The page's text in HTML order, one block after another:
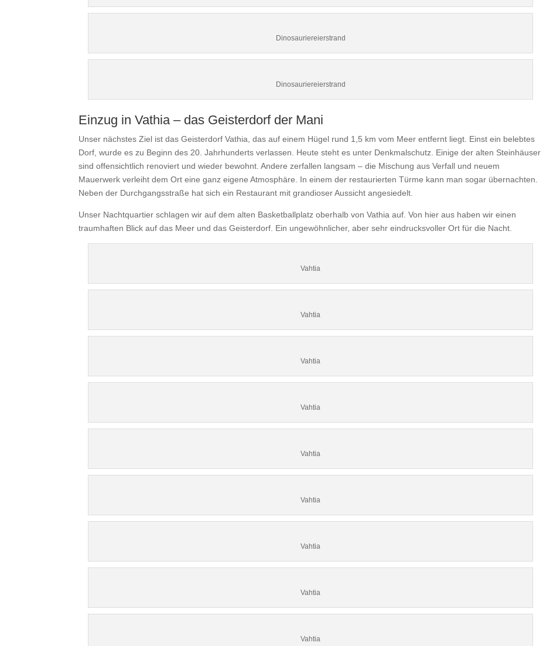
Dinosauriereierstrand
Dinosauriereierstrand
Einzug in Vathia – das Geisterdorf der Mani
Unser nächstes Ziel ist das Geisterdorf Vathia, das auf einem Hügel rund 1,5 km vom Meer entfernt liegt. Einst ein belebtes
Dorf, wurde es zu Beginn des 20. Jahrhunderts verlassen. Heute steht es unter Denkmalschutz. Einige der alten Steinhäuser
sind offensichtlich renoviert und wieder bewohnt. Andere zerfallen langsam – die Mischung aus Verfall und neuem
Mauerwerk verleiht dem Ort eine ganz eigene Atmosphäre. In einem der restaurierten Türme kann man sogar übernachten.
Neben der Durchgangsstraße hat sich ein Restaurant mit grandioser Aussicht angesiedelt.
Unser Nachtquartier schlagen wir auf dem alten Basketballplatz oberhalb von Vathia auf. Von hier aus haben wir einen
traumhaften Blick auf das Meer und das Geisterdorf. Ein ungewöhnlicher, aber sehr eindrucksvoller Ort für die Nacht.
Vahtia
Vahtia
Vahtia
Vahtia
Vahtia
Vahtia
Vahtia
Vahtia
Vahtia